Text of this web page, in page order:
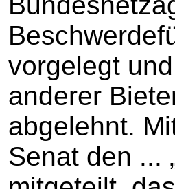
vorgelegt
anderer
abgelehnt.
Senat den ...